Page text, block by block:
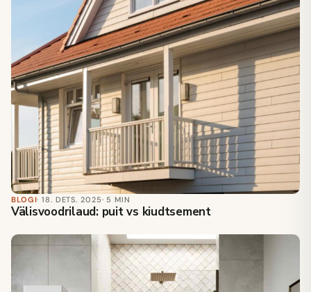
BLOGI· 18. DETS. 2025· 5 MIN
Välisvoodrilaud: puit vs kiudtsement